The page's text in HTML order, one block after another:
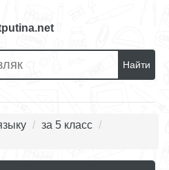
Найти
за 5 класс